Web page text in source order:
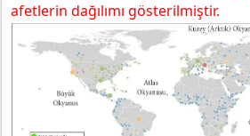
afetlerin dağılımı gösterilmiştir.